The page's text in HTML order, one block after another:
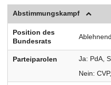
Abstimmungskampf
Position des
Bundesrats
Ablehnend
Parteiparolen Ja PdA
Nein CVP